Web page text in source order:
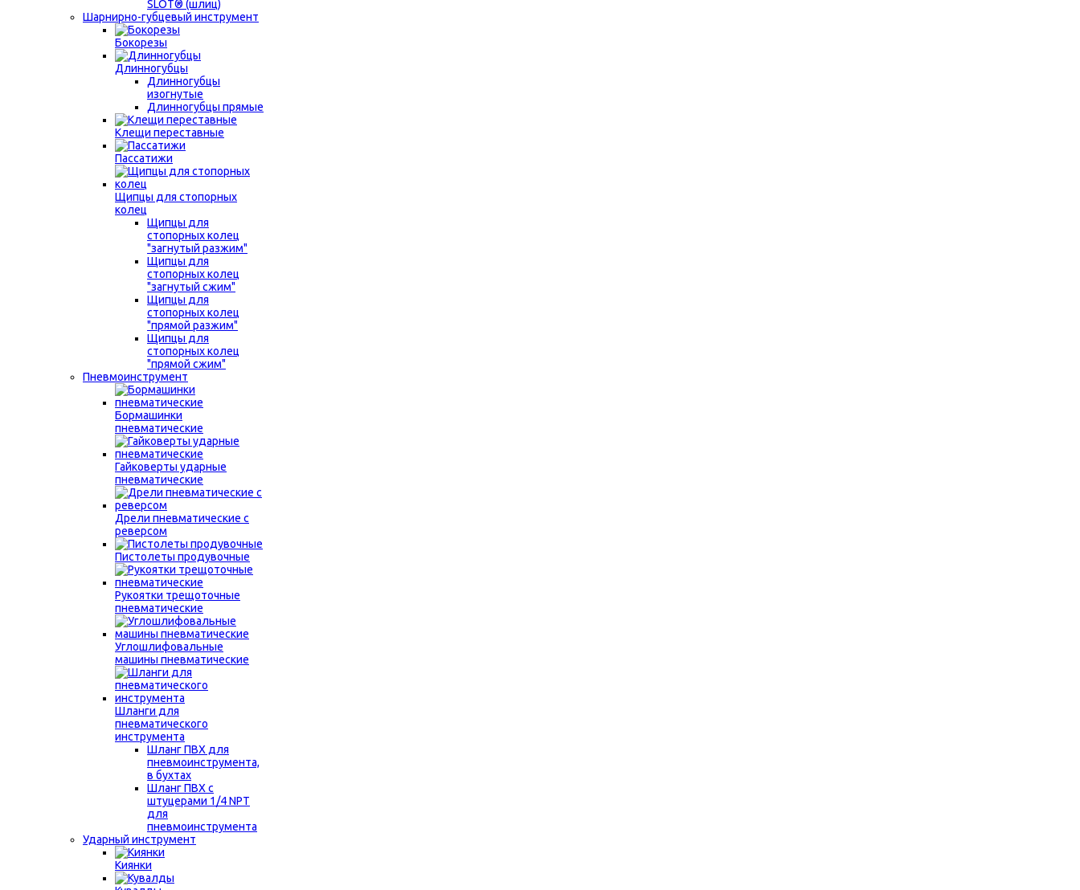
SLOT® (шлиц)
Шарнирно-губцевый инструмент
Бокорезы
Длинногубцы
Длинногубцы
изогнутые
Длинногубцы прямые
Клещи переставные
Пассатижи
Щипцы для стопорных
колец
Щипцы для
стопорных колец
"загнутый разжим"
Щипцы для
стопорных колец
"загнутый сжим"
Щипцы для
стопорных колец
"прямой разжим"
Щипцы для
стопорных колец
"прямой сжим"
Пневмоинструмент
Бормашинки
пневматические
Гайковерты ударные
пневматические
Дрели пневматические с
реверсом
Пистолеты продувочные
Рукоятки трещоточные
пневматические
Углошлифовальные
машины пневматические
Шланги для
пневматического
инструмента
Шланг ПВХ для
пневмоинструмента,
в бухтах
Шланг ПВХ с
штуцерами 1/4 NPT
для
пневмоинструмента
Ударный инструмент
Киянки